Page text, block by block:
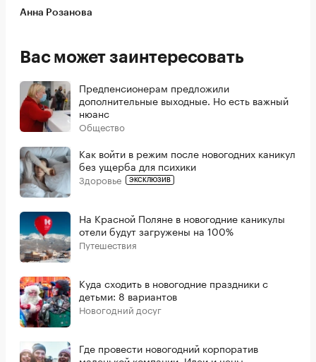
Анна Розанова
Вас может заинтересовать
Предпенсионерам предложили
дополнительные выходные. Но есть важный
нюанс
Общество
Как войти в режим после новогодних каникул
без ущерба для психики
Здоровье ЭКСКЛЮЗИВ
На Красной Поляне в новогодние каникулы
отели будут загружены на 100%
Путешествия
Куда сходить в новогодние праздники с
детьми: 8 вариантов
Новогодний досуг
Где провести новогодний корпоратив